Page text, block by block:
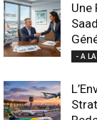
Une
- A